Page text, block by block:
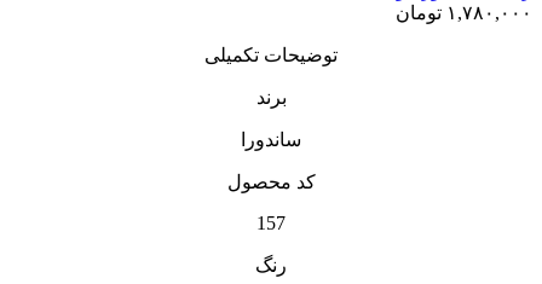
۱,۷۸۰,۰۰۰ تومان
توضیحات تکمیلی
برند
ساندورا
کد محصول
157
رنگ